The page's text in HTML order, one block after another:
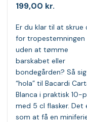
199,00 kr.
Er du klar til at skrue
for tropestemningen
uden at tømme
barskabet eller
bondegården? Så sig
“hola” til Bacardi
Blanca i praktisk 10-
med 5 cl flasker. Det
som at få en